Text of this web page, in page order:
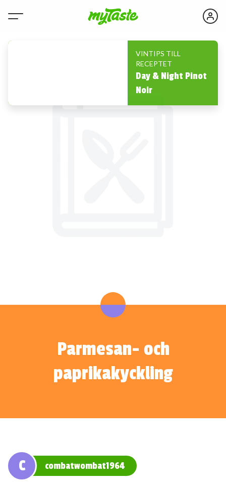
VINTIPS TILL
RECEPTET
Day & Night Pinot
Noir
Parmesan- och
paprikakyckling
C combatwombat1964